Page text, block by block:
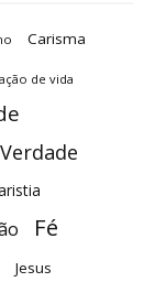
Carisma
de vida
Fé
Jesus